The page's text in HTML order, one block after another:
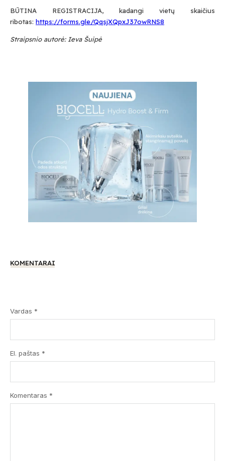
BŪTINA REGISTRACIJA, kadangi vietų skaičius
ribotas: https://forms.gle/QqsjXQpxJ37owRNS8
Straipsnio autorė: Ieva Šuipė
KOMENTARAI
Vardas *
El. paštas *
Komentaras *